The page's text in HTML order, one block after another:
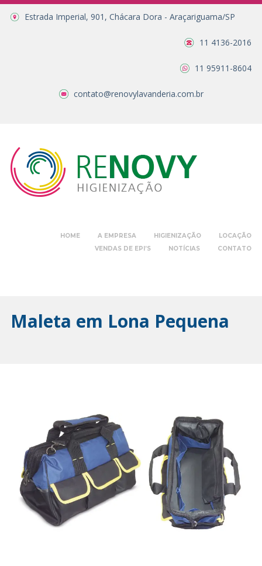
Estrada Imperial, 901, Chácara Dora - Araçariguama/SP
11 4136-2016
11 95911-8604
contato@renovylavanderia.com.br
HOME A EMPRESA HIGIENIZAÇÃO
LOCAÇÃO
VENDAS DE EPI’S
NOTÍCIAS CONTATO
Maleta em Lona Pequena